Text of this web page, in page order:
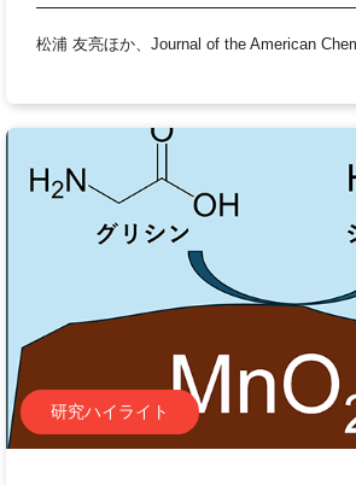
松浦 友亮ほか、Journal of the American
研究ハイライト